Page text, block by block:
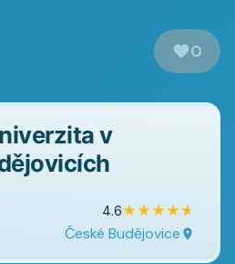
0
v
4.6★★★★★
České Budějovice